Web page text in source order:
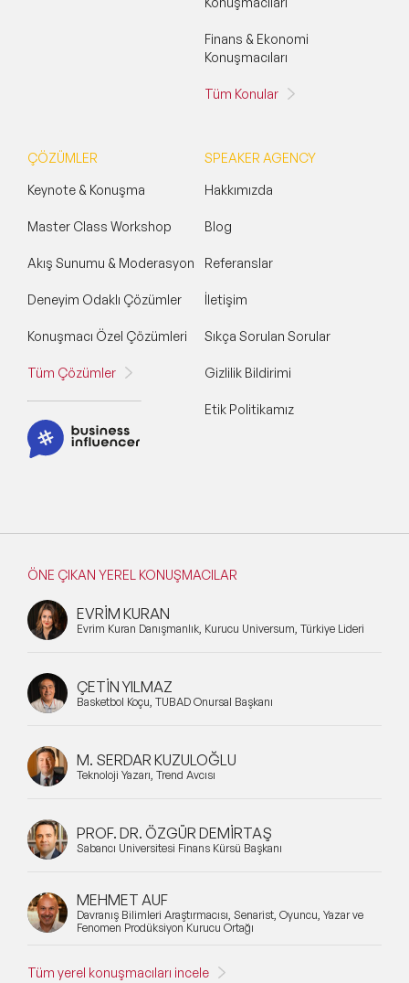
Finans & Ekonomi
Konuşmacıları
Tüm Konular
ÇÖZÜMLER
Keynote & Konuşma
Master Class Workshop
Akış Sunumu & Moderasyon
Deneyim Odaklı Çözümler
Konuşmacı Özel Çözümleri
Tüm Çözümler
SPEAKER AGENCY
Hakkımızda
Blog
Referanslar
İletişim
Sıkça Sorulan Sorular
Gizlilik Bildirimi
Etik Politikamız
ÖNE ÇIKAN YEREL KONUŞMACILAR
EVRİM KURAN
Evrim Kuran Danışmanlık, Kurucu Universum, Türkiye Lideri
ÇETİN YILMAZ
Basketbol Koçu, TÜBAD Onursal Başkanı
M. SERDAR KUZULOĞLU
Teknoloji Yazarı, Trend Avcısı
PROF. DR. ÖZGÜR DEMİRTAŞ
Sabancı Üniversitesi Finans Kürsü Başkanı
MEHMET AUF
Davranış Bilimleri Araştırmacısı, Senarist, Oyuncu, Yazar ve
Fenomen Prodüksiyon Kurucu Ortağı
Tüm yerel konuşmacıları incele